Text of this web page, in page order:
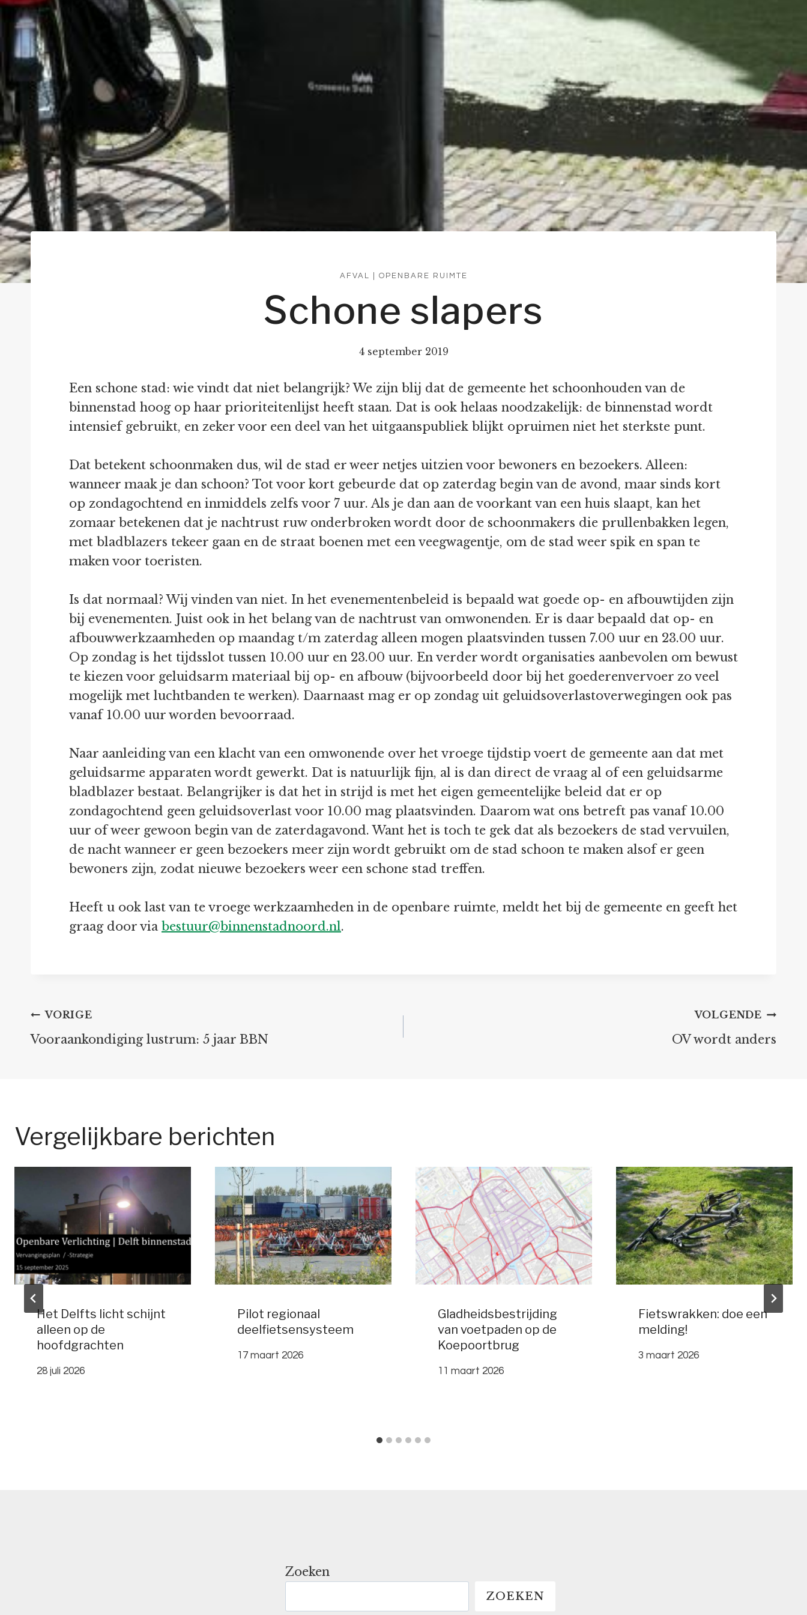
AFVAL OPENBARE RUIMTE
Schone slapers
4 september 2019
Een schone stad: wie vindt dat niet belangrijk? We zijn blij dat de gemeente het schoonhouden van de
binnenstad hoog op haar prioriteitenlijst heeft staan. Dat is ook helaas noodzakelijk: de binnenstad wordt
intensief gebruikt, en zeker voor een deel van het uitgaanspubliek blijkt opruimen niet het sterkste punt.
Dat betekent schoonmaken dus, wil de stad er weer netjes uitzien voor bewoners en bezoekers. Alleen:
wanneer maak je dan schoon? Tot voor kort gebeurde dat op zaterdag begin van de avond, maar sinds kort
op zondagochtend en inmiddels zelfs voor 7 uur. Als je dan aan de voorkant van een huis slaapt, kan het
zomaar betekenen dat je nachtrust ruw onderbroken wordt door de schoonmakers die prullenbakken legen,
met bladblazers tekeer gaan en de straat boenen met een veegwagentje, om de stad weer spik en span te
maken voor toeristen.
Is dat normaal? Wij vinden van niet. In het evenementenbeleid is bepaald wat goede op- en afbouwtijden zijn
bij evenementen. Juist ook in het belang van de nachtrust van omwonenden. Er is daar bepaald dat op- en
afbouwwerkzaamheden op maandag t/m zaterdag alleen mogen plaatsvinden tussen 7.00 uur en 23.00 uur.
Op zondag is het tijdsslot tussen 10.00 uur en 23.00 uur. En verder wordt organisaties aanbevolen om bewust
te kiezen voor geluidsarm materiaal bij op- en afbouw (bijvoorbeeld door bij het goederenvervoer zo veel
mogelijk met luchtbanden te werken). Daarnaast mag er op zondag uit geluidsoverlastoverwegingen ook pas
vanaf 10.00 uur worden bevoorraad.
Naar aanleiding van een klacht van een omwonende over het vroege tijdstip voert de gemeente aan dat met
geluidsarme apparaten wordt gewerkt. Dat is natuurlijk fijn, al is dan direct de vraag al of een geluidsarme
bladblazer bestaat. Belangrijker is dat het in strijd is met het eigen gemeentelijke beleid dat er op
zondagochtend geen geluidsoverlast voor 10.00 mag plaatsvinden. Daarom wat ons betreft pas vanaf 10.00
uur of weer gewoon begin van de zaterdagavond. Want het is toch te gek dat als bezoekers de stad vervuilen,
de nacht wanneer er geen bezoekers meer zijn wordt gebruikt om de stad schoon te maken alsof er geen
bewoners zijn, zodat nieuwe bezoekers weer een schone stad treffen.
Heeft u ook last van te vroege werkzaamheden in de openbare ruimte, meldt het bij de gemeente en geeft het
graag door via bestuur@binnenstadnoord.nl.
Bericht
VORIGE
Vooraankondiging lustrum: 5 jaar BBN
VOLGENDE
OV wordt anders
Vergelijkbare berichten
Het Delfts licht schijnt
alleen op de
hoofdgrachten
28 juli 2026
Pilot regionaal
deelfietsensysteem
17 maart 2026
Gladheidsbestrijding
van voetpaden op de
Koepoortbrug
11 maart 2026
Fietswrakken: doe een
melding!
3 maart 2026
Zoeken
ZOEKEN